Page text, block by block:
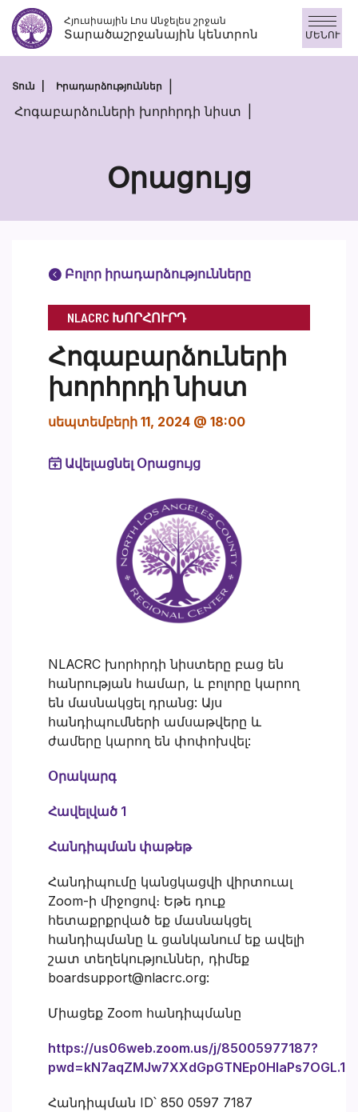
Անցնել
բովանդակությանըՀյուսիսային Լոս Անջելես շրջան
Տարածաշրջանային կենտրոն ՄԵՆՈՒ
Տուն Իրադարձություններ
Հոգաբարձուների խորհրդի նիստ
Օրացույց
Բոլոր իրադարձությունները
NLACRC ԽՈՐՀՈՒՐԴ
Հոգաբարձուների
խորհրդի նիստ
սեպտեմբերի 11, 2024 @ 18:00
Ավելացնել Օրացույց
NLACRC խորհրդի նիստերը բաց են
հանրության համար, և բոլորը կարող
են մասնակցել դրանց: Այս
հանդիպումների ամսաթվերը և
ժամերը կարող են փոփոխվել:
Օրակարգ
Հավելված 1
Հանդիպման փաթեթ
Հանդիպումը կանցկացվի վիրտուալ
Zoom-ի միջոցով։ Եթե դուք
հետաքրքրված եք մասնակցել
հանդիպմանը և ցանկանում եք ավելի
շատ տեղեկություններ, դիմեք
boardsupport@nlacrc.org:
Միացեք Zoom հանդիպմանը
https://us06web.zoom.us/j/85005977187?
pwd=kN7aqZMJw7XXdGpGTNEp0HlaPs7OGL.1
Հանդիպման ID՝ 850 0597 7187